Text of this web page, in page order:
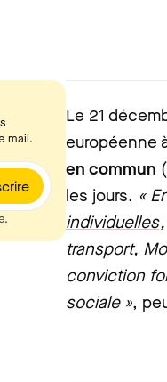
mail.
Le 21
européenne
en commun
les jours. «
individuelles
transport,
conviction
sociale »,